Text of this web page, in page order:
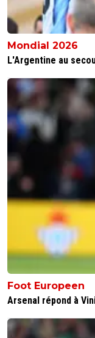
Mondial 2026
L'Argentine au
Foot Europeen
Arsenal répond à